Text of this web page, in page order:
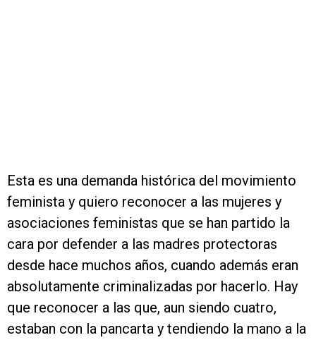
Esta es una demanda histórica del movimiento
feminista y quiero reconocer a las mujeres y
asociaciones feministas que se han partido la
cara por defender a las madres protectoras
desde hace muchos años, cuando además eran
absolutamente criminalizadas por hacerlo. Hay
que reconocer a las que, aun siendo cuatro,
estaban con la pancarta y tendiendo la mano a la